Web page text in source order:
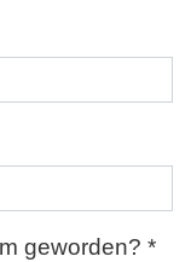
geworden? *